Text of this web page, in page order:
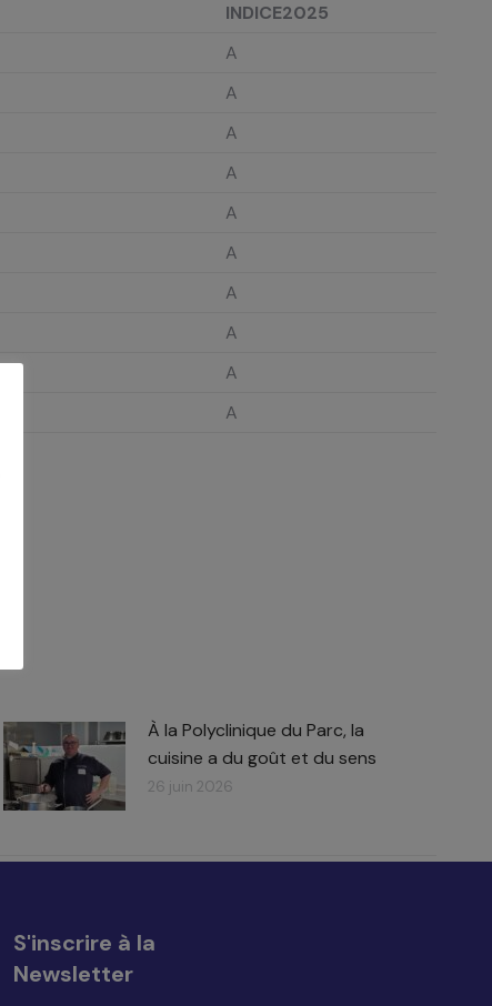
INDICE2025
A
A
A
A
A
A
A
A
A
A
À la Polyclinique du Parc, la
cuisine a du goût et du sens
26 juin 2026
S'inscrire à la
Newsletter